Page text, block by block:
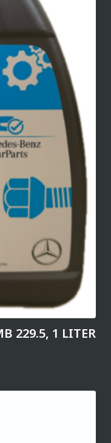
229.5, 1 LITER